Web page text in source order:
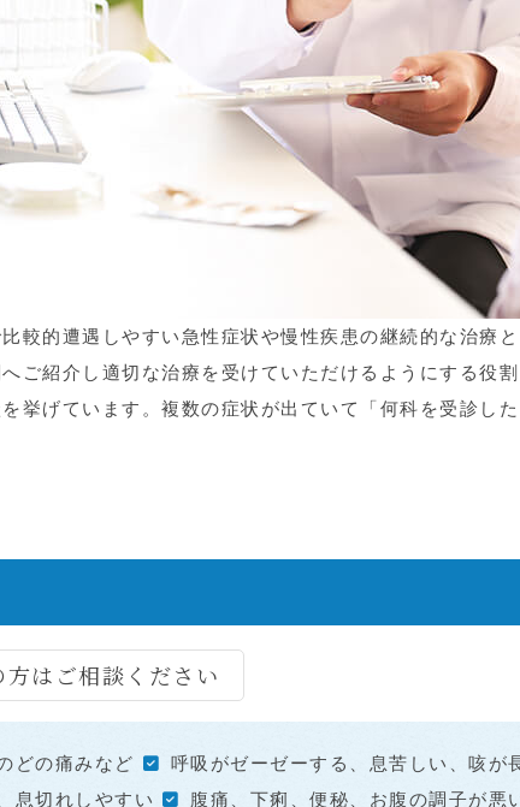
較的遭遇しやすい急性症状や慢性疾患の継続的な治療
ご紹介し適切な治療を受けていただけるようにする役割
挙げています。複数の症状が出ていて「何科を受診し
はご相談ください
どの痛みなど 呼吸がゼーゼーする、息苦しい、咳が
息切れしやすい
腹痛、下痢、便秘、お腹の調子が悪